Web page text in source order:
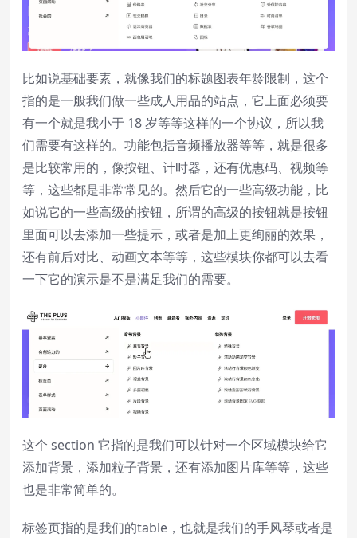
比如说基础要素，就像我们的标题图表年龄限制，这个
指的是一般我们做一些成人用品的站点，它上面必须要
有一个就是我小于 18 岁等等这样的一个协议，所以我
们需要有这样的。功能包括音频播放器等等，就是很多
是比较常用的，像按钮、计时器，还有优惠码、视频等
等，这些都是非常常见的。然后它的一些高级功能，比
如说它的一些高级的按钮，所谓的高级的按钮就是按钮
里面可以去添加一些提示，或者是加上更绚丽的效果，
还有前后对比、动画文本等等，这些模块你都可以去看
一下它的演示是不是满足我们的需要。
这个 section 它指的是我们可以针对一个区域模块给它
添加背景，添加粒子背景，还有添加图片库等等，这些
也是非常简单的。
标签页指的是我们的table，也就是我们的手风琴或者是